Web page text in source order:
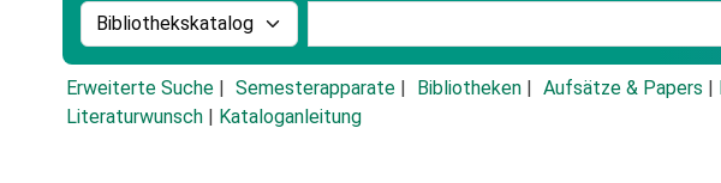
Suche im Katalog nach:
Erweiterte Suche Semesterapparate Bibliotheken Aufsätze & Papers
Literaturwunsch
Kataloganleitung